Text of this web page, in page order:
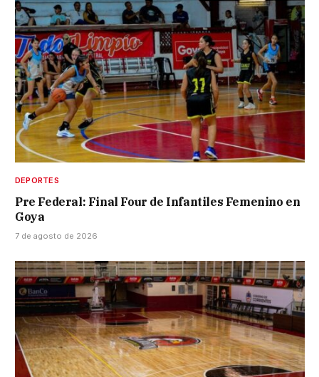
DEPORTES
Pre Federal: Final Four de Infantiles Femenino en
Goya
7 de agosto de 2026